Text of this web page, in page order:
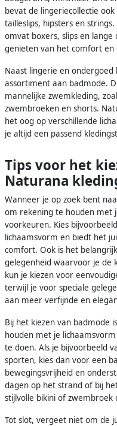
bevat de lingeriecollectie
tailleslips, hipsters en
omvat boxers, slips en
genieten van het comfort
Naast lingerie en
assortiment aan badmode.
mannelijke zwemkleding,
zwembroeken en shorts.
het oog op verschillende
je altijd een passend
Tips voor het
Naturana
Wanneer je op zoek bent
om rekening te houden met
voorkeuren. Kies
lichaamsvorm en biedt het
comfort. Ook is het
gelegenheid waarvoor je de
kun je kiezen voor
terwijl je voor speciale
aan meer verfijnde en
Bij het kiezen van badmode
houden met je
te doen. Als je bijvoorbeeld
sporten, kies dan voor een
bewegingsvrijheid en
dagen op het strand of bij
stijlvolle bikini of
Tot slot, vergeet niet om de